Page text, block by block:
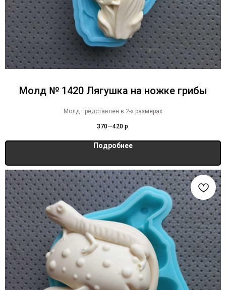
Молд № 1420 Лягушка на ножке грибы
Молд представлен в 2-х размерах
370—420 р.
Подробнее